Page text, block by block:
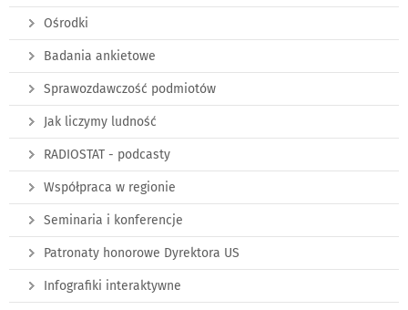
Ośrodki
Badania ankietowe
Sprawozdawczość podmiotów
Jak liczymy ludność
RADIOSTAT - podcasty
Współpraca w regionie
Seminaria i konferencje
Patronaty honorowe Dyrektora US
Infografiki interaktywne